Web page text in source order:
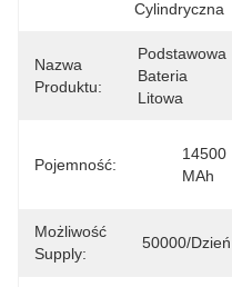
Cylindryczna
Nazwa
Produktu:
Podstawowa
Bateria
Litowa
Pojemność:
14500
MAh
Możliwość
Supply:
50000/dzień